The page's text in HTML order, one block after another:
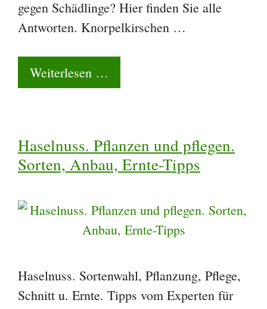
gegen Schädlinge? Hier finden Sie alle
Antworten. Knorpelkirschen …
Weiterlesen …
Haselnuss. Pflanzen und pflegen.
Sorten, Anbau, Ernte-Tipps
Haselnuss. Sortenwahl, Pflanzung, Pflege,
Schnitt u. Ernte. Tipps vom Experten für